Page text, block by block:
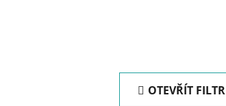
OTEVŘÍT FILTR